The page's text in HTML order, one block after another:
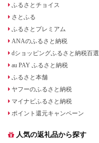
ふるさとチョイス
さとふる
ふるさとプレミアム
ANAのふるさと納税
dショッピングふるさと納税百選
au PAY ふるさと納税
ふるさと本舗
ヤフーのふるさと納税
マイナビふるさと納税
ポイント還元キャンペーン
人気の返礼品から探す